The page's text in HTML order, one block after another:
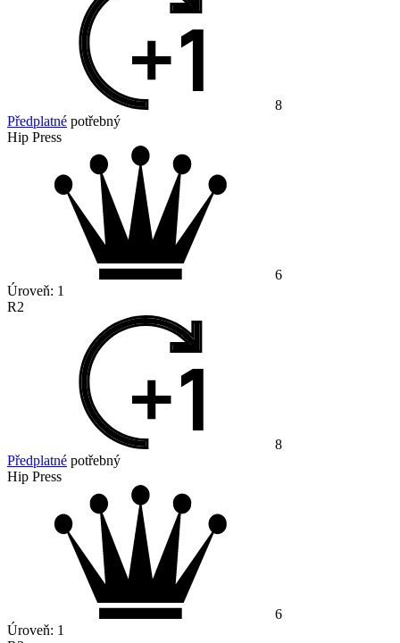
8
Předplatné potřebný
Hip Press
6
Úroveň: 1
R2
8
Předplatné potřebný
Hip Press
6
Úroveň: 1